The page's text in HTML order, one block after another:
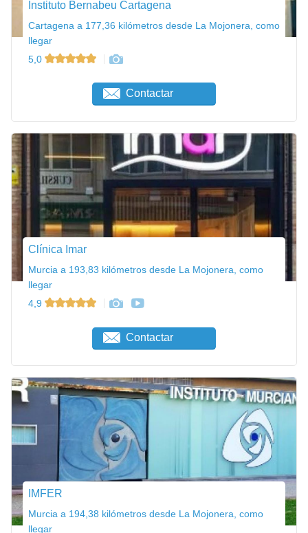
Instituto Bernabeu Cartagena
Cartagena a 177,36 kilómetros desde La Mojonera, como
llegar
5,0
Contactar
Clínica Imar
Murcia a 193,83 kilómetros desde La Mojonera, como
llegar
4,9
Contactar
IMFER
Murcia a 194,38 kilómetros desde La Mojonera, como
llegar